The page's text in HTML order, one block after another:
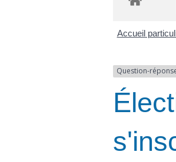
Accueil
Question-